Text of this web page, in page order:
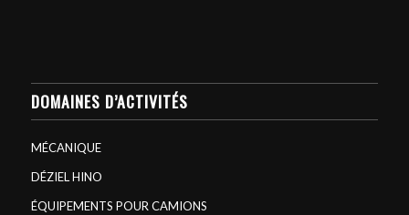
DOMAINES D’ACTIVITÉS
MÉCANIQUE
DÉZIEL HINO
ÉQUIPEMENTS POUR CAMIONS